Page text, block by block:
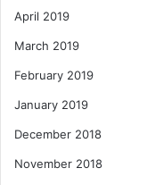
April 2019
March 2019
February 2019
January 2019
December 2018
November 2018